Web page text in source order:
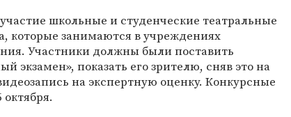
школьные и студенческие театральные
которые занимаются в учреждениях
Участники должны были поставить
экзамен», показать его зрителю, сняв это на
на экспертную оценку. Конкурсные